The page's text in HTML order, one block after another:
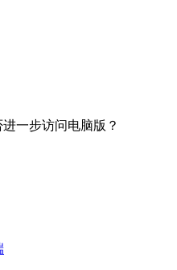
一步访问电脑版？